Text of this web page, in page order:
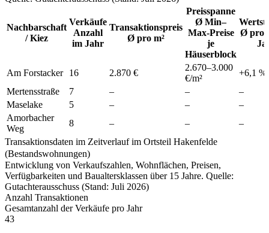
Nachbarschaft
/ Kiez
Verkäufe
Anzahl
im Jahr
Transaktionspreis
Ø pro m²
Preisspanne
Ø Min–
Max-Preise
je
Häuserblock
Ø pro
Am Forstacker 16 2.870 €
2.670–3.000
€/m²
+6,1 %
Mertensstraße
7 – –
–
Maselake
5 – –
–
Amorbacher
Weg
8 – –
–
Transaktionsdaten im Zeitverlauf im Ortsteil Hakenfelde
(Bestandswohnungen)
Entwicklung von Verkaufszahlen, Wohnflächen, Preisen,
Verfügbarkeiten und Baualtersklassen über 15 Jahre. Quelle:
Gutachterausschuss (Stand: Juli 2026)
Anzahl Transaktionen
Gesamtanzahl der Verkäufe pro Jahr
43